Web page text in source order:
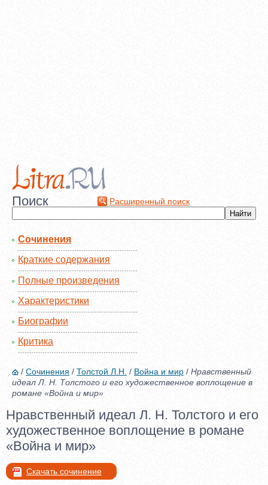
Поиск Расширенный поиск
Сочинения
Краткие содержания
Полные произведения
Характеристики
Биографии
Критика
/ Сочинения / Толстой Л.Н. / Война и мир / Нравственный
идеал Л. Н. Толстого и его художественное воплощение в
романе «Война и мир»
Нравственный идеал Л. Н. Толстого и его
художественное воплощение в романе
«Война и мир»
Скачать сочинение